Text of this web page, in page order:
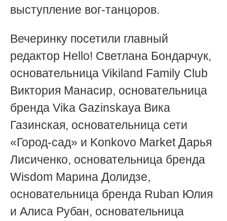
выступление вог-танцоров.
Вечеринку посетили главный
редактор Hello! Светлана Бондарчук,
основательница Vikiland Family Club
Виктория Манасир, основательница
бренда Vika Gazinskaya Вика
Газинская, основательница сети
«Город-сад» и Konkovo Market Дарья
Лисиченко, основательница бренда
Wisdom Марина Долидзе,
основательница бренда Ruban Юлия
и Алиса Рубан, основательница